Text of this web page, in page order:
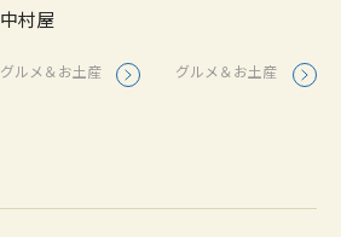
中村屋
グルメ＆お土産 グルメ＆お土産